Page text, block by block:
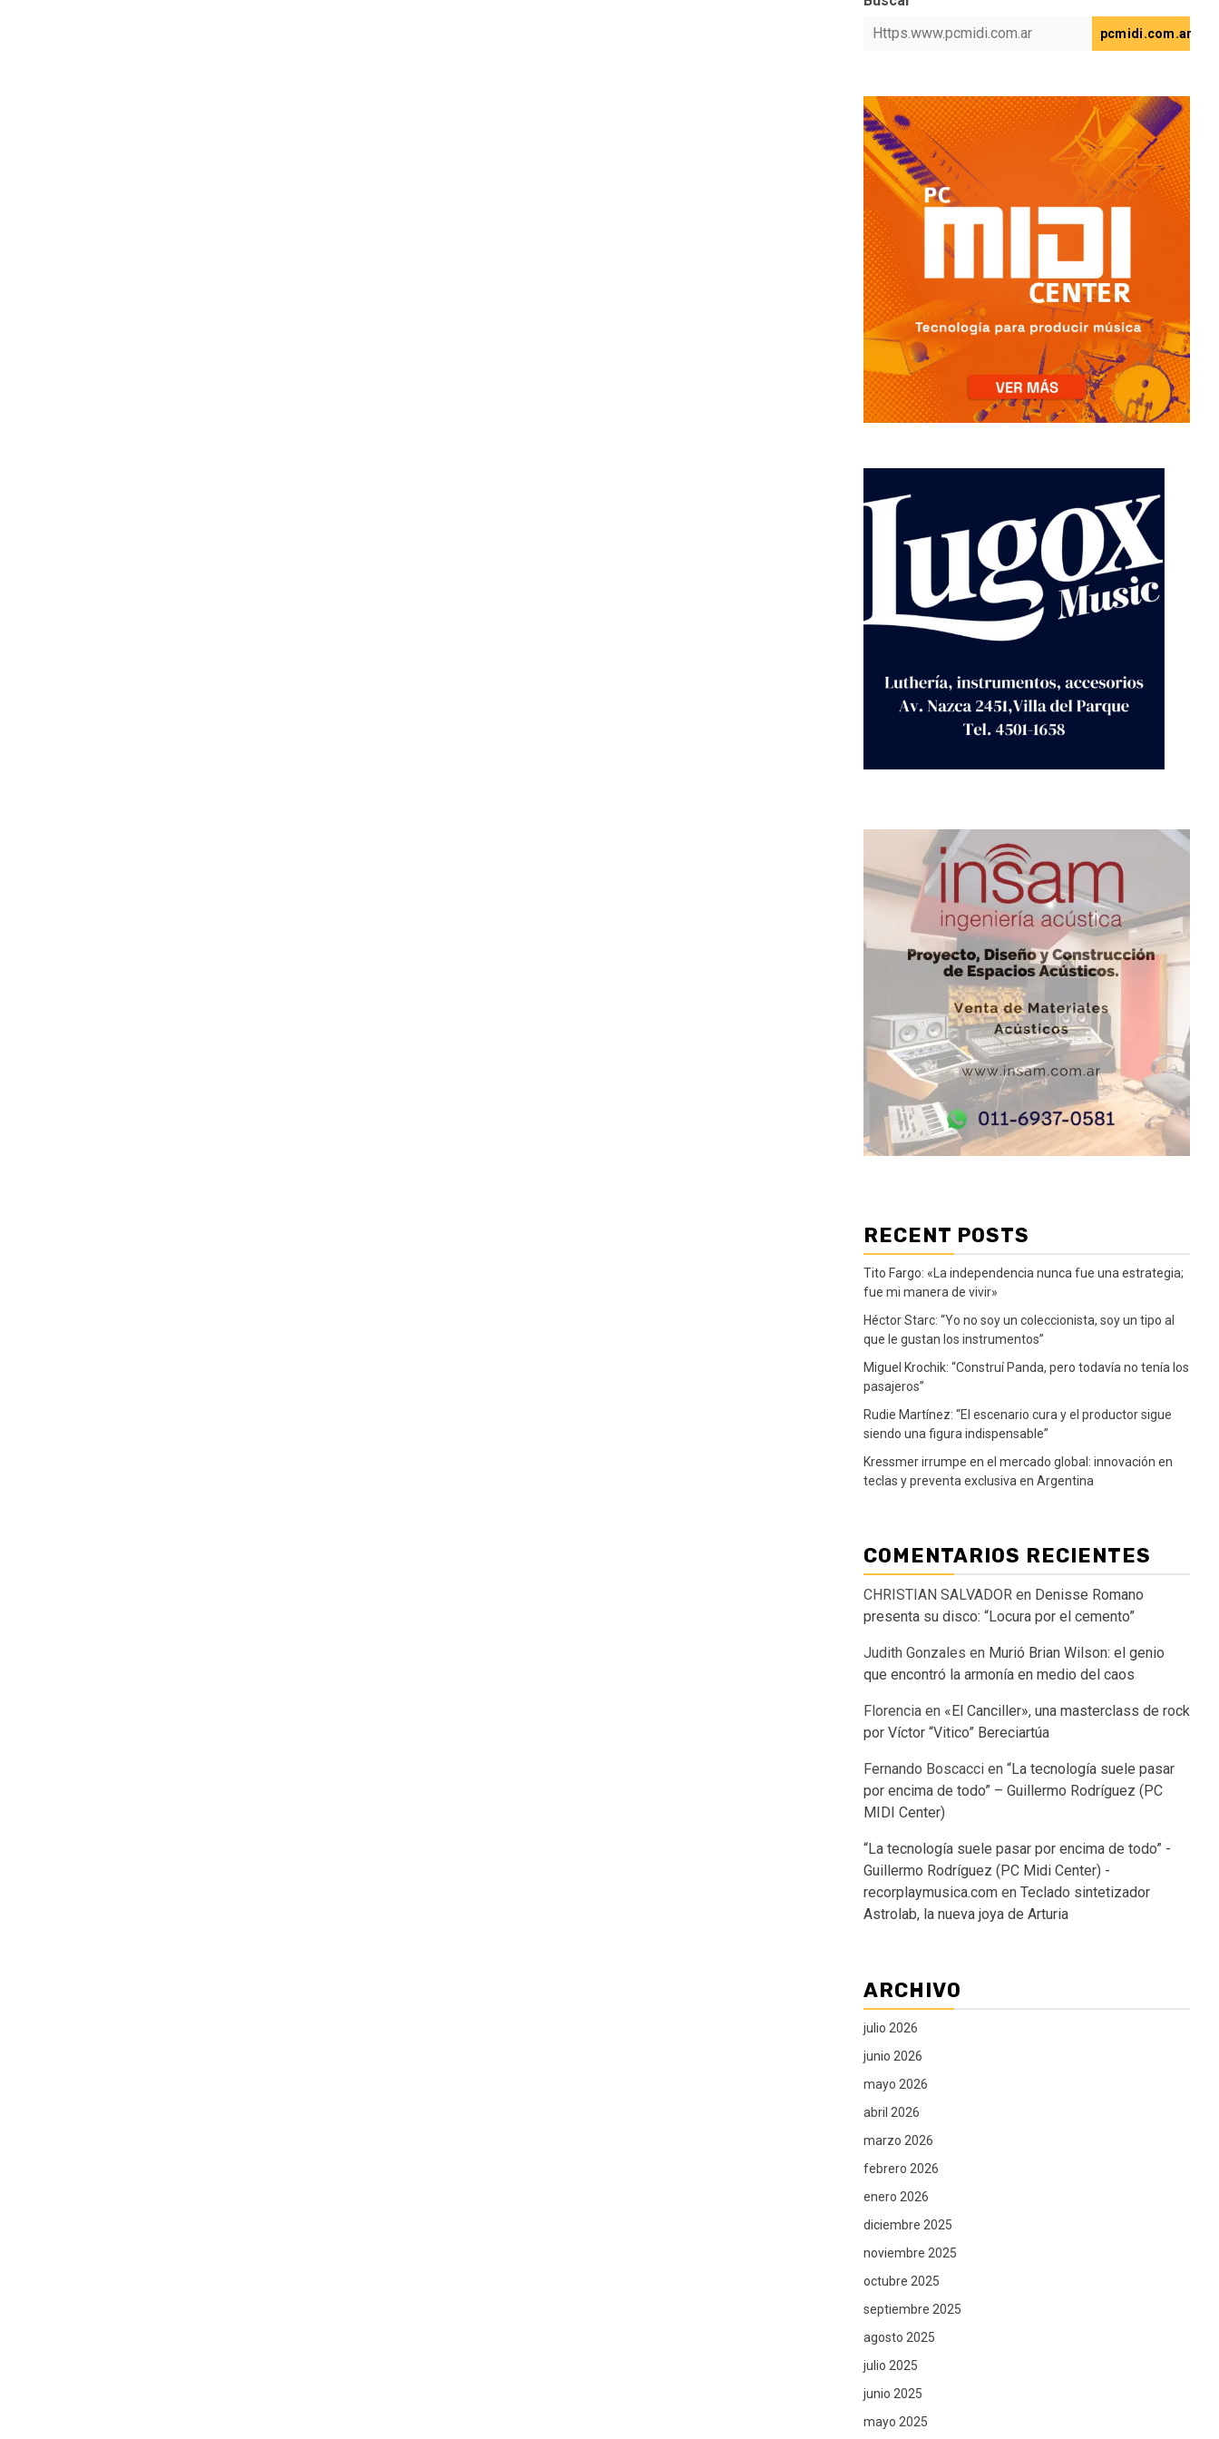
pcmidi.com.ar
RECENT POSTS
Tito Fargo: «La independencia nunca fue una estrategia;
fue mi manera de vivir»
Héctor Starc: “Yo no soy un coleccionista, soy un tipo al
que le gustan los instrumentos”
Miguel Krochik: “Construí Panda, pero todavía no tenía los
pasajeros”
Rudie Martínez: “El escenario cura y el productor sigue
siendo una figura indispensable”
Kressmer irrumpe en el mercado global: innovación en
teclas y preventa exclusiva en Argentina
COMENTARIOS RECIENTES
CHRISTIAN SALVADOR en Denisse Romano
presenta su disco: “Locura por el cemento”
Judith Gonzales en Murió Brian Wilson: el genio
que encontró la armonía en medio del caos
Florencia en «El Canciller», una masterclass de rock
por Víctor “Vitico” Bereciartúa
Fernando Boscacci en “La tecnología suele pasar
por encima de todo” – Guillermo Rodríguez (PC
MIDI Center)
“La tecnología suele pasar por encima de todo” -
Guillermo Rodríguez (PC Midi Center) -
recorplaymusica.com en Teclado sintetizador
Astrolab, la nueva joya de Arturia
ARCHIVO
julio 2026
junio 2026
mayo 2026
abril 2026
marzo 2026
febrero 2026
enero 2026
diciembre 2025
noviembre 2025
octubre 2025
septiembre 2025
agosto 2025
julio 2025
junio 2025
mayo 2025